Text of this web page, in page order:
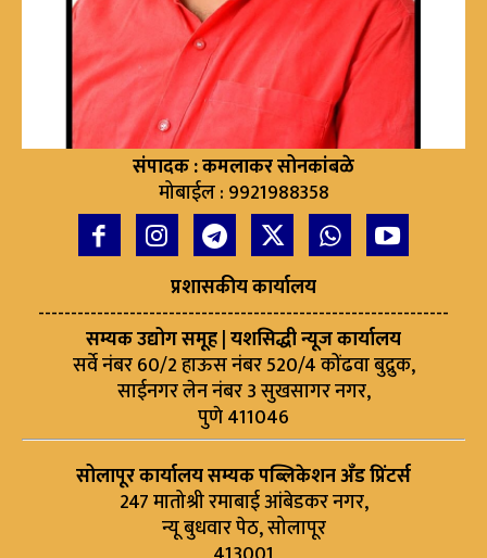
संपादक : कमलाकर सोनकांबळे
मोबाईल : 9921988358
प्रशासकीय कार्यालय
---------------------------------------------------------------
सम्यक उद्योग समूह | यशसिद्धी न्यूज कार्यालय
सर्वे नंबर 60/2 हाऊस नंबर 520/4 कोंढवा बुद्रुक,
साईनगर लेन नंबर 3 सुखसागर नगर,
पुणे 411046
सोलापूर कार्यालय सम्यक पब्लिकेशन अँड प्रिंटर्स
247 मातोश्री रमाबाई आंबेडकर नगर,
न्यू बुधवार पेठ, सोलापूर